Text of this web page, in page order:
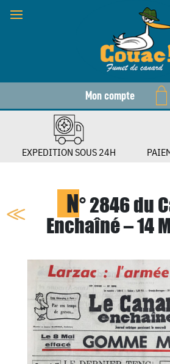
Mon compte
EXPEDITION SOUS 24H
N° 2846 du
Enchaîné – 14